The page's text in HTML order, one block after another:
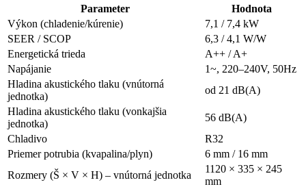
Parameter
Hodnota
Výkon (chladenie/kúrenie)
7,1 / 7,4 kW
SEER / SCOP
6,3 / 4,1 W/W
Energetická trieda
A++ / A+
Napájanie
1~, 220–240V, 50Hz
Hladina akustického tlaku (vnútorná
jednotka)
od 21 dB(A)
Hladina akustického tlaku (vonkajšia
jednotka)
56 dB(A)
Chladivo
R32
Priemer potrubia (kvapalina/plyn)
6 mm / 16 mm
Rozmery (Š × V × H) – vnútorná jednotka
1120 × 335 × 245
mm